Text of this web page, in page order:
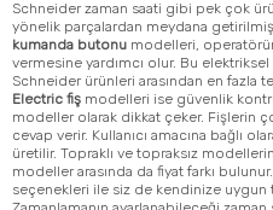
Schneider zaman saati gibi pek çok
yönelik parçalardan meydana
kumanda butonu modelleri,
vermesine yardımcı olur. Bu
Schneider ürünleri arasından en fazla
Electric fiş modelleri ise güvenlik
modeller olarak dikkat çeker. Fişlerin
cevap verir. Kullanıcı amacına bağlı
üretilir. Topraklı ve topraksız
modeller arasında da fiyat farkı
seçenekleri ile siz de kendinize uygun